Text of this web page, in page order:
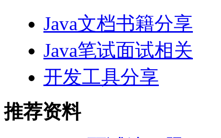
Java文档书籍分享
Java笔试面试相关
开发工具分享
推荐资料